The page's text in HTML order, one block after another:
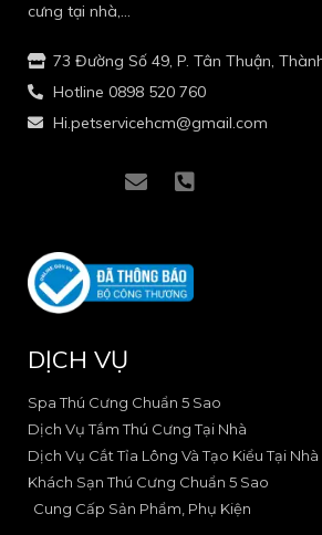
cưng tại nhà,…
73 Đường Số 49, P. Tân Thuận,
Hotline 0898 520 760
Hi.petservicehcm@gmail.com
-
f
a
c
b
o
k
-
2
i
n
a
r
a
m
-
1
n
o
p
h
-
s
e
-
a
l
t
DỊCH VỤ
Spa Thú Cưng Chuẩn 5 Sao
Dịch Vụ Tắm Thú Cưng Tại Nhà
Dịch Vụ Cắt Tỉa Lông Và Tạo Kiểu Tại Nhà
Khách Sạn Thú Cưng Chuẩn 5 Sao
Cung Cấp Sản Phẩm, Phụ Kiện